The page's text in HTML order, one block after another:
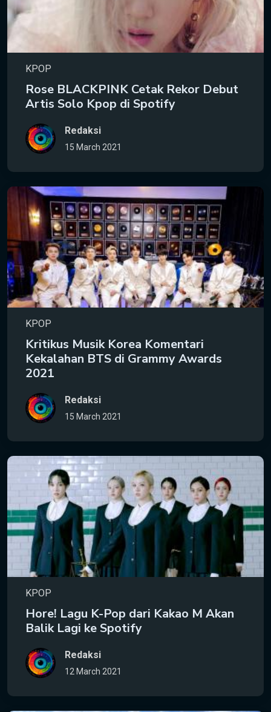
KPOP
Rose BLACKPINK Cetak Rekor Debut
Artis Solo Kpop di Spotify
Redaksi
15 March 2021
KPOP
Kritikus Musik Korea Komentari
Kekalahan BTS di Grammy Awards
2021
Redaksi
15 March 2021
KPOP
Hore! Lagu K-Pop dari Kakao M Akan
Balik Lagi ke Spotify
Redaksi
12 March 2021